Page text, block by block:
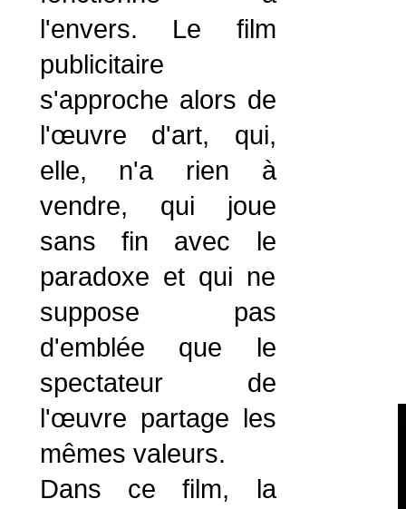
l'envers. Le film
publicitaire
s'approche alors de
l'œuvre d'art, qui,
elle, n'a rien à
vendre, qui joue
sans fin avec le
paradoxe et qui ne
suppose pas
d'emblée que le
spectateur de
l'œuvre partage les
mêmes valeurs.
Dans ce film, la